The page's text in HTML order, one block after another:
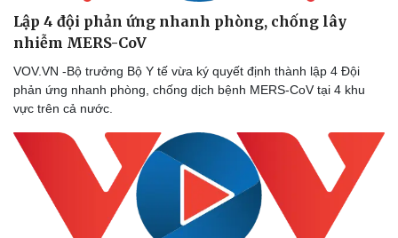
Thể thao
Lịch thi đấu bóng đá
Thế giới thể thao
eSports
Hậu trường
Ô tô - Xe máy
Xe máy
Tư vấn
Lập 4 đội phản ứng nhanh phòng, chống lây
nhiễm MERS-CoV
VOV.VN -Bộ trưởng Bộ Y tế vừa ký quyết định thành lập 4 Đội
phản ứng nhanh phòng, chống dịch bệnh MERS-CoV tại 4 khu
vực trên cả nước.